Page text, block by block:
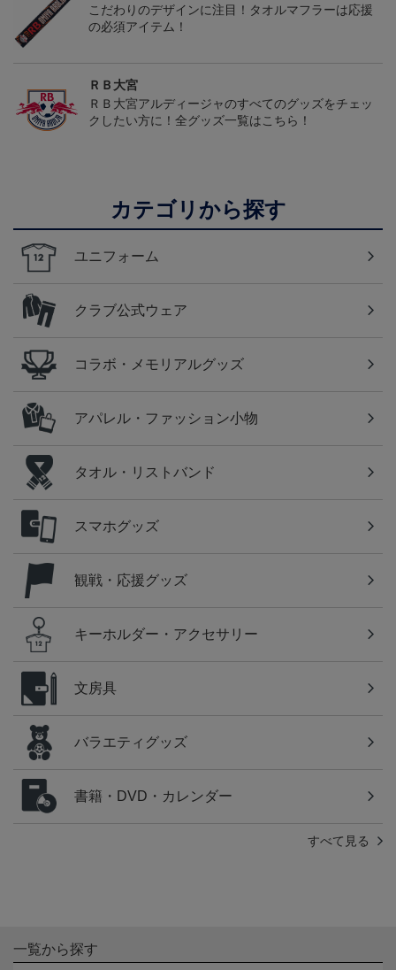
こだわりのデザインに注目！タオルマフラーは応援
の必須アイテム！
ＲＢ大宮
ＲＢ大宮アルディージャのすべてのグッズをチェッ
クしたい方に！全グッズ一覧はこちら！
カテゴリから探す
ユニフォーム
クラブ公式ウェア
コラボ・メモリアルグッズ
アパレル・ファッション小物
タオル・リストバンド
スマホグッズ
観戦・応援グッズ
キーホルダー・アクセサリー
文房具
バラエティグッズ
書籍・DVD・カレンダー
すべて見る
一覧から探す